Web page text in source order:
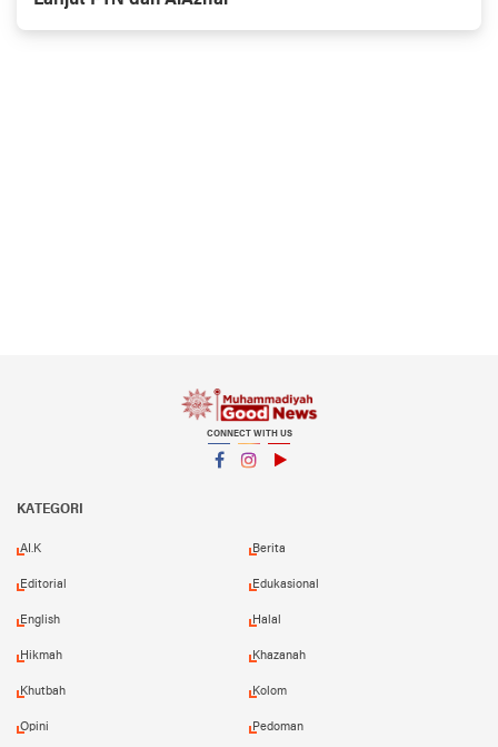
CONNECT WITH US
KATEGORI
AI.K Berita
Editorial Edukasional
English Halal
Hikmah Khazanah
Khutbah Kolom
Opini Pedoman